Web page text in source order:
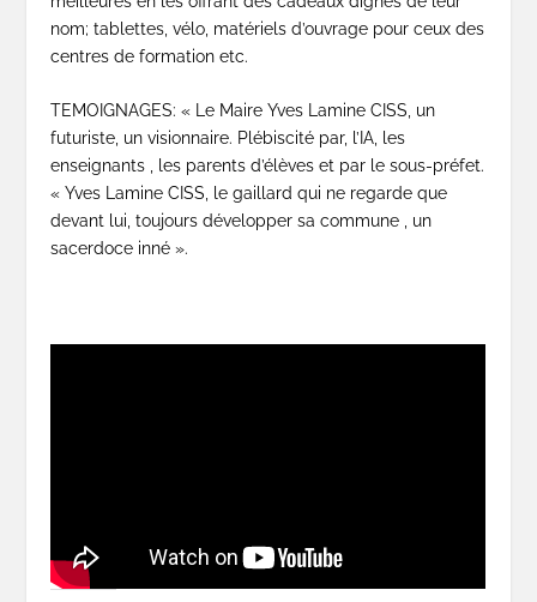
nom; tablettes, vélo, matériels d’ouvrage pour ceux des
centres de formation etc.
TEMOIGNAGES: « Le Maire Yves Lamine CISS, un
futuriste, un visionnaire. Plébiscité par, l’IA, les
enseignants , les parents d’élèves et par le sous-préfet.
« Yves Lamine CISS, le gaillard qui ne regarde que
devant lui, toujours développer sa commune , un
sacerdoce inné ».